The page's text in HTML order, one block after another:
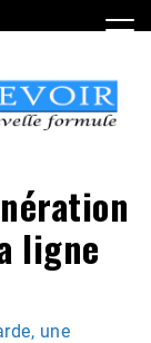
ligne
une